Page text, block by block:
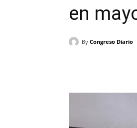
en
By Congreso Diario